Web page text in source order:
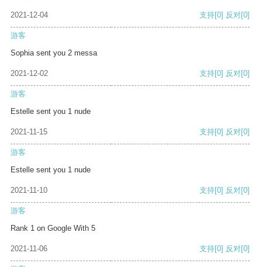
2021-12-04 支持[0] 反对[0]
游客
Sophia sent you 2 messa
2021-12-02 支持[0] 反对[0]
游客
Estelle sent you 1 nude
2021-11-15 支持[0] 反对[0]
游客
Estelle sent you 1 nude
2021-11-10 支持[0] 反对[0]
游客
Rank 1 on Google With 5
2021-11-06 支持[0] 反对[0]